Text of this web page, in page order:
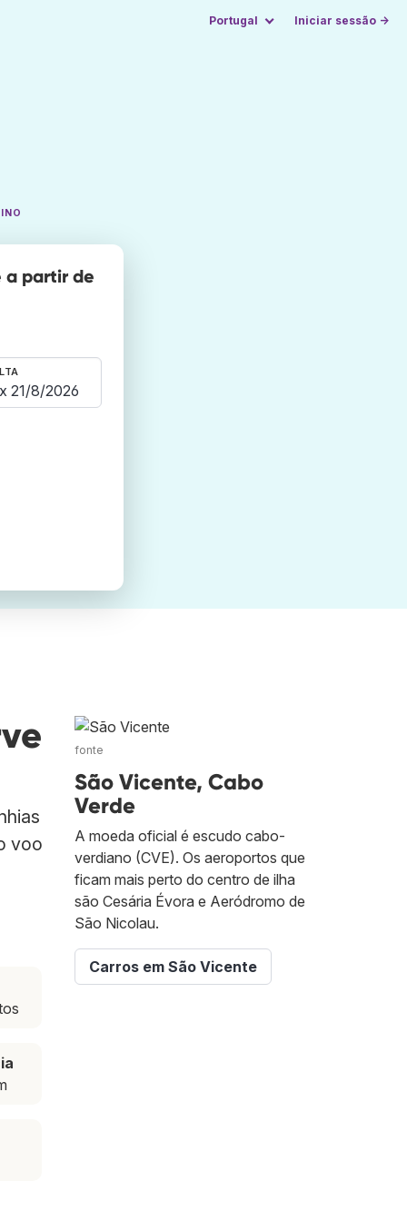
Portugal Iniciar sessão →
a partir de
voo
fonte
São Vicente, Cabo
Verde
A moeda oficial é escudo cabo-
verdiano (CVE). Os aeroportos que
ficam mais perto do centro de ilha
são Cesária Évora e Aeródromo de
São Nicolau.
Carros em São Vicente